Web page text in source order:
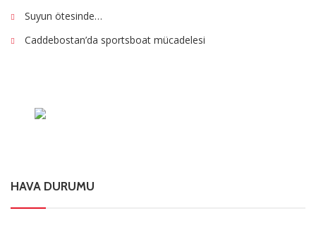
Suyun ötesinde…
Caddebostan’da sportsboat mücadelesi
HAVA DURUMU